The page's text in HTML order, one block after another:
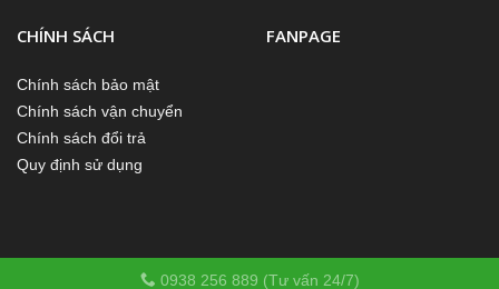
CHÍNH SÁCH
Chính sách bảo mật
Chính sách vận chuyển
Chính sách đổi trả
Quy định sử dụng
FANPAGE
0938 256 889 (Tư vấn 24/7)